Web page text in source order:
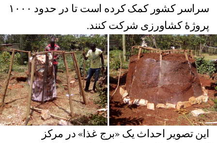
سراسر کشور کمک کرده است تا در حدود ۱۰۰۰
پروژهٔ کشاورزی شرکت ‌کنند.
این تصویر احداث یک «برج غذا» در مرکز